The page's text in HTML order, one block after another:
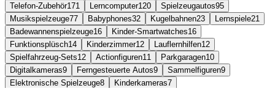
Telefon-Zubehör171 Lerncomputer120 Spielzeugautos95
Musikspielzeuge77 Babyphones32 Kugelbahnen23 Lernspiele21
Badewannenspielzeuge16 Kinder-Smartwatches16
Funktionsplüsch14 Kinderzimmer12 Lauflernhilfen12
Spielfahrzeug-Sets12 Actionfiguren11 Parkgaragen10
Digitalkameras9 Ferngesteuerte Autos9 Sammelfiguren9
Elektronische Spielzeuge8 Kinderkameras7